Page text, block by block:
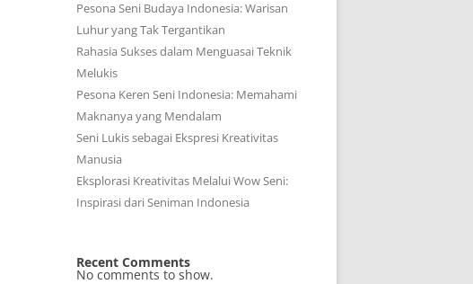
Pesona Seni Budaya Indonesia: Warisan
Luhur yang Tak Tergantikan
Rahasia Sukses dalam Menguasai Teknik
Melukis
Pesona Keren Seni Indonesia: Memahami
Maknanya yang Mendalam
Seni Lukis sebagai Ekspresi Kreativitas
Manusia
Eksplorasi Kreativitas Melalui Wow Seni:
Inspirasi dari Seniman Indonesia
Recent Comments
No comments to show.